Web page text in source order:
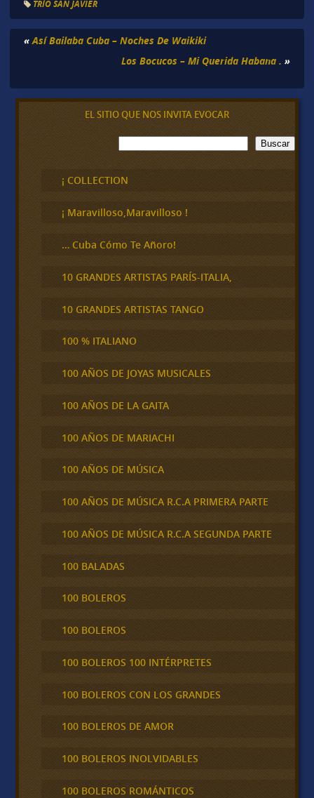
TRÍO SAN JAVIER
« Así Bailaba Cuba – Noches De Waikiki
Los Bocucos – Mi Querida Habana . »
EL SITIO QUE NOS INVITA EVOCAR
B
u
c
a
Buscar
¡ COLLECTION
¡ Maravilloso,Maravilloso !
… Cuba Cómo Te Añoro!
10 GRANDES ARTISTAS PARÍS-ITALIA,
10 GRANDES ARTISTAS TANGO
100 % ITALIANO
100 AÑOS DE JOYAS MUSICALES
100 AÑOS DE LA GAITA
100 AÑOS DE MARIACHI
100 AÑOS DE MÚSICA
100 AÑOS DE MÚSICA R.C.A PRIMERA PARTE
100 AÑOS DE MÚSICA R.C.A SEGUNDA PARTE
100 BALADAS
100 BOLEROS
100 BOLEROS
100 BOLEROS 100 INTÉRPRETES
100 BOLEROS CON LOS GRANDES
100 BOLEROS DE AMOR
100 BOLEROS INOLVIDABLES
100 BOLEROS ROMÁNTICOS